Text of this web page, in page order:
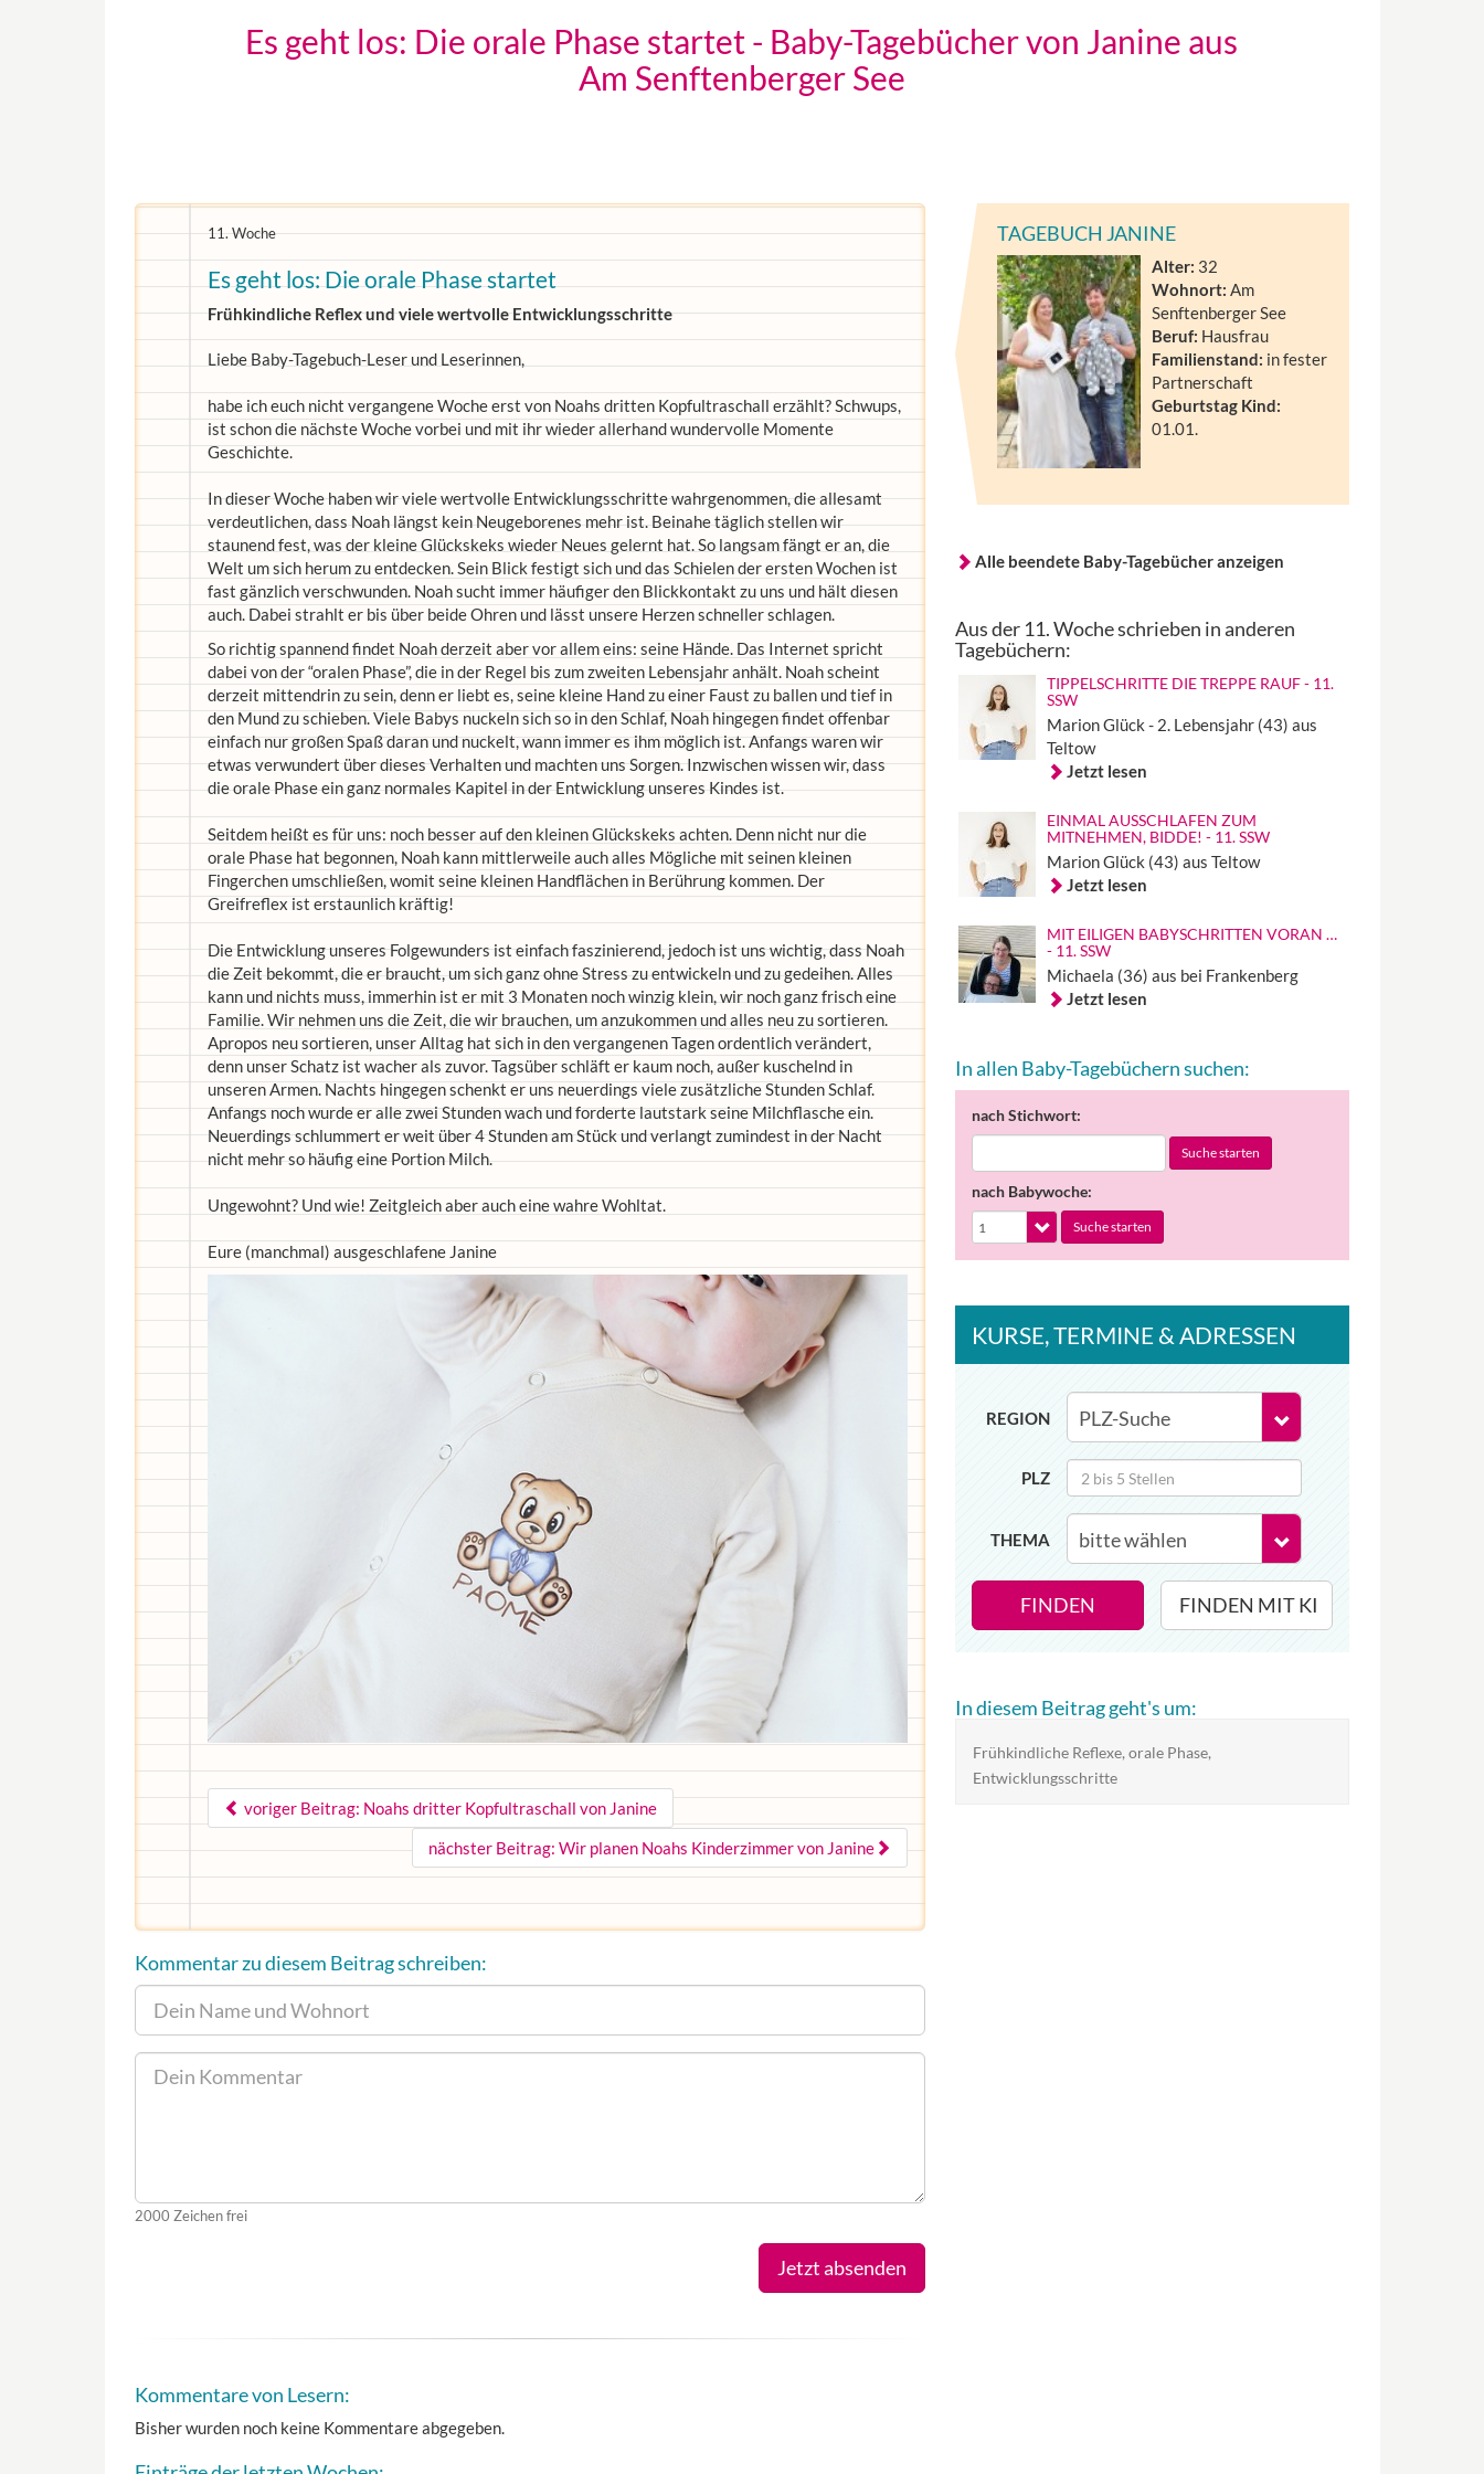
Es geht los: Die orale Phase startet - Baby-Tagebücher von Janine aus
Am Senftenberger See
11. Woche
Es geht los: Die orale Phase startet
Frühkindliche Reflex und viele wertvolle Entwicklungsschritte
Liebe Baby-Tagebuch-Leser und Leserinnen,
habe ich euch nicht vergangene Woche erst von Noahs dritten Kopfultraschall erzählt? Schwups,
ist schon die nächste Woche vorbei und mit ihr wieder allerhand wundervolle Momente
Geschichte.
In dieser Woche haben wir viele wertvolle Entwicklungsschritte wahrgenommen, die allesamt
verdeutlichen, dass Noah längst kein Neugeborenes mehr ist. Beinahe täglich stellen wir
staunend fest, was der kleine Glückskeks wieder Neues gelernt hat. So langsam fängt er an, die
Welt um sich herum zu entdecken. Sein Blick festigt sich und das Schielen der ersten Wochen ist
fast gänzlich verschwunden. Noah sucht immer häufiger den Blickkontakt zu uns und hält diesen
auch. Dabei strahlt er bis über beide Ohren und lässt unsere Herzen schneller schlagen.
So richtig spannend findet Noah derzeit aber vor allem eins: seine Hände. Das Internet spricht
dabei von der “oralen Phase”, die in der Regel bis zum zweiten Lebensjahr anhält. Noah scheint
derzeit mittendrin zu sein, denn er liebt es, seine kleine Hand zu einer Faust zu ballen und tief in
den Mund zu schieben. Viele Babys nuckeln sich so in den Schlaf, Noah hingegen findet offenbar
einfach nur großen Spaß daran und nuckelt, wann immer es ihm möglich ist. Anfangs waren wir
etwas verwundert über dieses Verhalten und machten uns Sorgen. Inzwischen wissen wir, dass
die orale Phase ein ganz normales Kapitel in der Entwicklung unseres Kindes ist.
Seitdem heißt es für uns: noch besser auf den kleinen Glückskeks achten. Denn nicht nur die
orale Phase hat begonnen, Noah kann mittlerweile auch alles Mögliche mit seinen kleinen
Fingerchen umschließen, womit seine kleinen Handflächen in Berührung kommen. Der
Greifreflex ist erstaunlich kräftig!
Die Entwicklung unseres Folgewunders ist einfach faszinierend, jedoch ist uns wichtig, dass Noah
die Zeit bekommt, die er braucht, um sich ganz ohne Stress zu entwickeln und zu gedeihen. Alles
kann und nichts muss, immerhin ist er mit 3 Monaten noch winzig klein, wir noch ganz frisch eine
Familie. Wir nehmen uns die Zeit, die wir brauchen, um anzukommen und alles neu zu sortieren.
Apropos neu sortieren, unser Alltag hat sich in den vergangenen Tagen ordentlich verändert,
denn unser Schatz ist wacher als zuvor. Tagsüber schläft er kaum noch, außer kuschelnd in
unseren Armen. Nachts hingegen schenkt er uns neuerdings viele zusätzliche Stunden Schlaf.
Anfangs noch wurde er alle zwei Stunden wach und forderte lautstark seine Milchflasche ein.
Neuerdings schlummert er weit über 4 Stunden am Stück und verlangt zumindest in der Nacht
nicht mehr so häufig eine Portion Milch.
Ungewohnt? Und wie! Zeitgleich aber auch eine wahre Wohltat.
Eure (manchmal) ausgeschlafene Janine
voriger Beitrag: Noahs dritter Kopfultraschall von Janine
nächster Beitrag: Wir planen Noahs Kinderzimmer von Janine
Kommentar zu diesem Beitrag schreiben:
2000 Zeichen frei
Jetzt absenden
Kommentare von Lesern:
Bisher wurden noch keine Kommentare abgegeben.
TAGEBUCH JANINE
Alter: 32
Wohnort: Am
Senftenberger See
Beruf: Hausfrau
Familienstand: in fester
Partnerschaft
Geburtstag Kind:
01.01.
Alle beendete Baby-Tagebücher anzeigen
Aus der 11. Woche schrieben in anderen
Tagebüchern:
TIPPELSCHRITTE DIE TREPPE RAUF - 11.
SSW
Marion Glück - 2. Lebensjahr (43) aus
Teltow
Jetzt lesen
EINMAL AUSSCHLAFEN ZUM
MITNEHMEN, BIDDE! - 11. SSW
Marion Glück (43) aus Teltow
Jetzt lesen
MIT EILIGEN BABYSCHRITTEN VORAN …
- 11. SSW
Michaela (36) aus bei Frankenberg
Jetzt lesen
In allen Baby-Tagebüchern suchen:
nach Stichwort:
Suche starten
nach Babywoche:
Suche starten
KURSE, TERMINE & ADRESSEN
REGION
PLZ
THEMA
FINDEN FINDEN MIT KI
In diesem Beitrag geht's um:
Frühkindliche Reflexe, orale Phase,
Entwicklungsschritte